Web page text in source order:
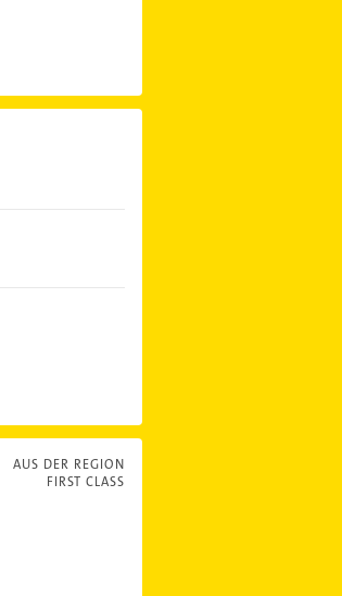
AUS DER REGION
FIRST CLASS